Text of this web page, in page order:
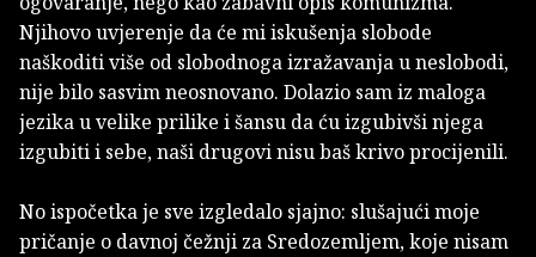
Njihovo uvjerenje da će mi iskušenja slobode
naškoditi više od slobodnoga izražavanja u neslobodi,
nije bilo sasvim neosnovano. Dolazio sam iz maloga
jezika u velike prilike i šansu da ću izgubivši njega
izgubiti i sebe, naši drugovi nisu baš krivo procijenili.
No ispočetka je sve izgledalo sjajno: slušajući moje
pričanje o davnoj čežnji za Sredozemljem, koje nisam